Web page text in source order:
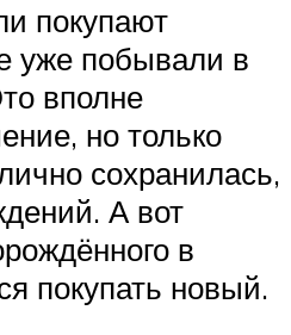
покупают
уже побывали в
вполне
но только
сохранилась,
А вот
в
покупать новый.